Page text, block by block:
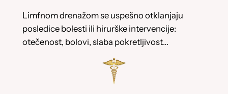
Limfnom drenažom se uspešno otklanjaju
posledice bolesti ili hirurške intervencije:
otečenost, bolovi, slaba pokretljivost…